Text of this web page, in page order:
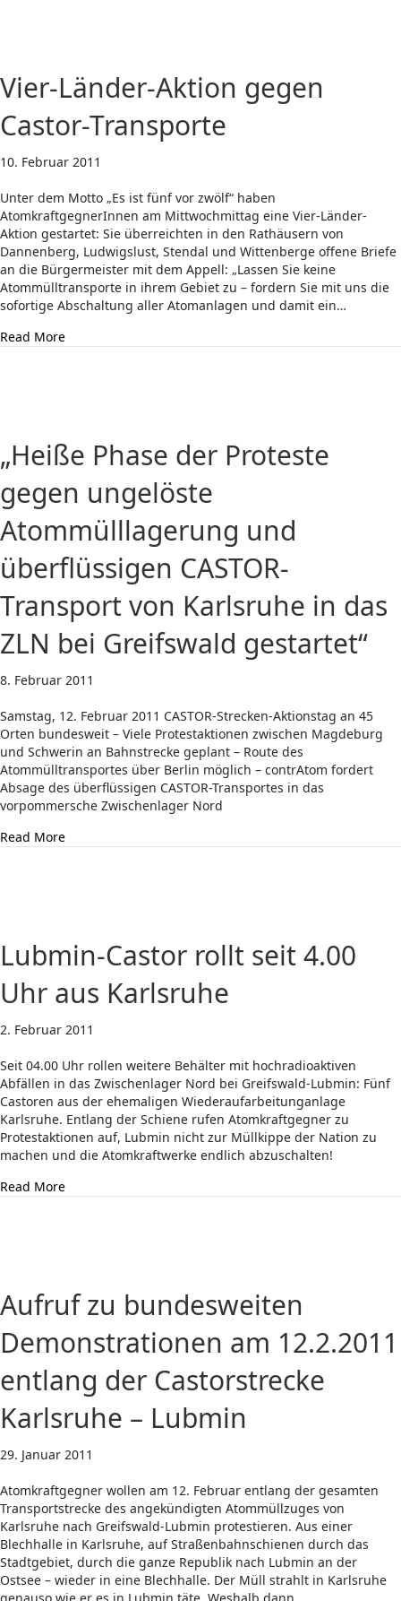
Vier-Länder-Aktion gegen
Castor-Transporte
10. Februar 2011
Unter dem Motto „Es ist fünf vor zwölf“ haben
AtomkraftgegnerInnen am Mittwochmittag eine Vier-Länder-
Aktion gestartet: Sie überreichten in den Rathäusern von
Dannenberg, Ludwigslust, Stendal und Wittenberge offene Briefe
an die Bürgermeister mit dem Appell: „Lassen Sie keine
Atommülltransporte in ihrem Gebiet zu – fordern Sie mit uns die
sofortige Abschaltung aller Atomanlagen und damit ein…
Read Moreabout Vier-Länder-Aktion gegen Castor-Transporte
„Heiße Phase der Proteste
gegen ungelöste
Atommülllagerung und
überflüssigen CASTOR-
Transport von Karlsruhe in das
ZLN bei Greifswald gestartet“
8. Februar 2011
Samstag, 12. Februar 2011 CASTOR-Strecken-Aktionstag an 45
Orten bundesweit – Viele Protestaktionen zwischen Magdeburg
und Schwerin an Bahnstrecke geplant – Route des
Atommülltransportes über Berlin möglich – contrAtom fordert
Absage des überflüssigen CASTOR-Transportes in das
vorpommersche Zwischenlager Nord
Read Moreabout „Heiße Phase der Proteste gegen ungelöste
Lubmin-Castor rollt seit 4.00
Uhr aus Karlsruhe
2. Februar 2011
Seit 04.00 Uhr rollen weitere Behälter mit hochradioaktiven
Abfällen in das Zwischenlager Nord bei Greifswald-Lubmin: Fünf
Castoren aus der ehemaligen Wiederaufarbeitunganlage
Karlsruhe. Entlang der Schiene rufen Atomkraftgegner zu
Protestaktionen auf, Lubmin nicht zur Müllkippe der Nation zu
machen und die Atomkraftwerke endlich abzuschalten!
Read Moreabout Lubmin-Castor rollt seit 4.00 Uhr aus Karlsruhe
Aufruf zu bundesweiten
Demonstrationen am 12.2.2011
entlang der Castorstrecke
Karlsruhe – Lubmin
29. Januar 2011
Atomkraftgegner wollen am 12. Februar entlang der gesamten
Transportstrecke des angekündigten Atommüllzuges von
Karlsruhe nach Greifswald-Lubmin protestieren. Aus einer
Blechhalle in Karlsruhe, auf Straßenbahnschienen durch das
Stadtgebiet, durch die ganze Republik nach Lubmin an der
Ostsee – wieder in eine Blechhalle. Der Müll strahlt in Karlsruhe
genauso wie er es in Lubmin täte. Weshalb dann…